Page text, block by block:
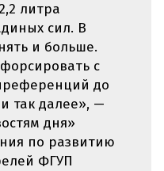
литра
сил. В
и больше.
с
до
так далее», —
дня»
по развитию
ФГУП